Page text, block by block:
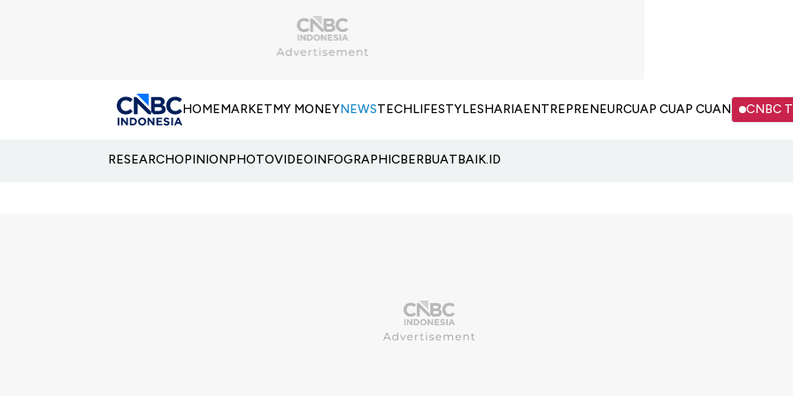
HOMEMARKETMY MONEYNEWSTECHLIFESTYLESHARIAENTREPRENEURCUAP CUAP CUAN CNBC
RESEARCHOPINIONPHOTOVIDEOINFOGRAPHICBERBUATBAIK.ID